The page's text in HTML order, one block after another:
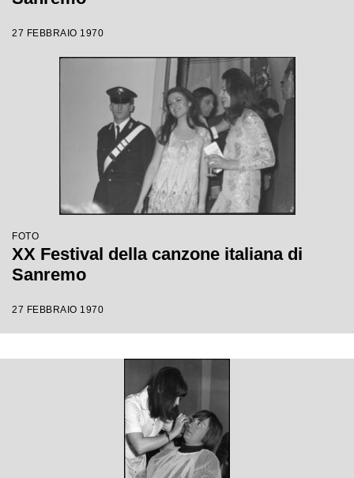
27 FEBBRAIO 1970
FOTO
XX Festival della canzone italiana di
Sanremo
27 FEBBRAIO 1970